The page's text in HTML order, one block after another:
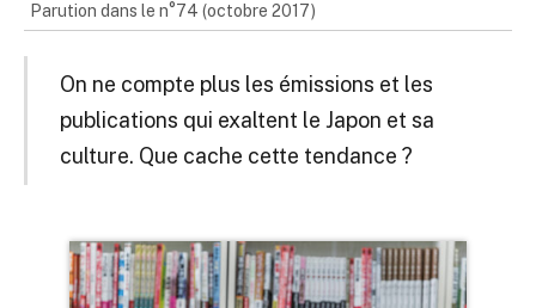
Parution dans le n°74 (octobre 2017)
On ne compte plus les émissions et les
publications qui exaltent le Japon et sa
culture. Que cache cette tendance ?